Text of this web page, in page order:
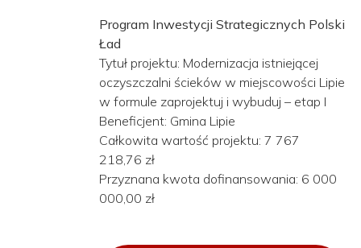
Program Inwestycji Strategicznych Polski
Ład
Tytuł projektu: Modernizacja istniejącej
oczyszczalni ścieków w miejscowości Lipie
w formule zaprojektuj i wybuduj – etap I
Beneficjent: Gmina Lipie
Całkowita wartość projektu: 7 767
218,76 zł
Przyznana kwota dofinansowania: 6 000
000,00 zł